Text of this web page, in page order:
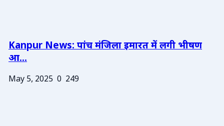
Kanpur News: पांच मंजिला इमारत में लगी भीषण
आ...
May 5, 2025 0 249